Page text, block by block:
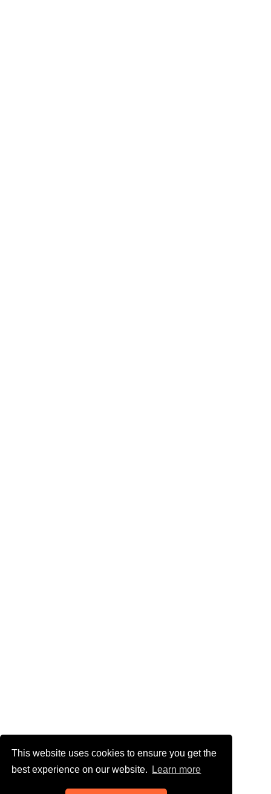
This website uses cookies to ensure you get the
best experience on our website.
Learn more